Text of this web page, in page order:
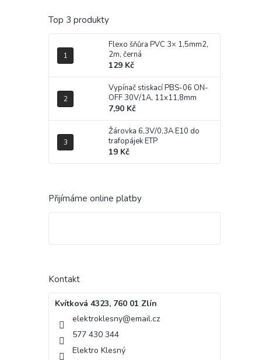
Top 3 produkty
Flexo šňůra PVC 3× 1,5mm2,
2m, černá
129 Kč
Vypínač stiskací PBS-06 ON-
OFF 30V/1A, 11x11,8mm
7,90 Kč
Žárovka 6,3V/0,3A E10 do
trafopájek ETP
19 Kč
Přijímáme online platby
Kontakt
Kvítková 4323, 760 01 Zlín
elektroklesny@email.cz
577 430 344
Elektro Klesný